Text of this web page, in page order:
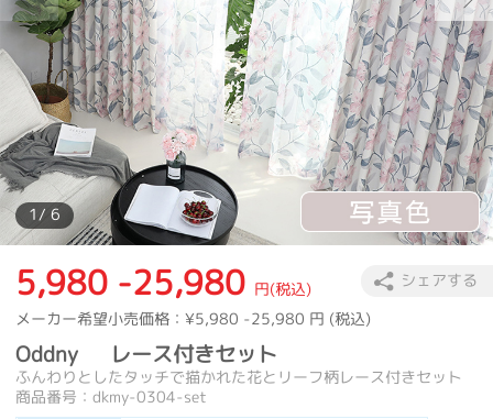
カーテン> デザインテイスト >カジュアル >Oddny レース付き
カーテン>デザインテイスト >ナチュラル>Oddny レース付き
カーテン>デザインテイスト >カントリー>Oddny レース付き
カーテン>柄>花>Oddny レース付きセット
カーテン>柄 >ボタニカル> Oddny レース付きセット
カーテン>デザインテイスト> エレガント>Oddny レース付き
カーテン>デザインテイスト> モダン
Oddny レース付きセット
1/ 6
5,980 -25,980 円(税込)
メーカー希望小売価格：¥5,980 -25,980 円 (税込)
Oddny レース付きセット
ふんわりとしたタッチで描かれた花とリーフ柄レース付きセット
商品番号：dkmy-0304-set
シェアする